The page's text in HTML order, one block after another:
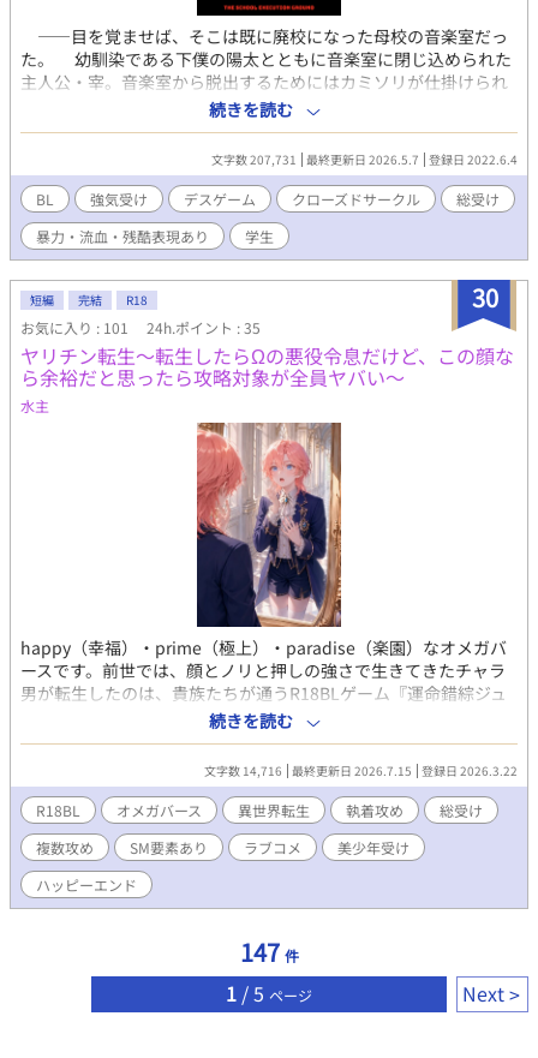
――目を覚ませば、そこは既に廃校になった母校の音楽室だっ
た。 幼馴染である下僕の陽太とともに音楽室に閉じ込められた
主人公・宰。音楽室から脱出するためにはカミソリが仕掛けられ
たピアノの中から鍵を取り出す必要があった。 【廃校に閉じ込め
られた宰含む六人の元同級生たちが、脱出するために色んなゲー
ムをさせられるお話】 性根念曲がった短気強気口悪お坊ちゃま総
受け 陰キャ受け過激派盲目幼馴染根暗攻め 女好きゆるゆるサイコ
チャラ男攻め 真面目堅物童貞委員長攻め なんちゃってデスゲーム
／クローズドサークル／元同級生／ギスギス殺伐ラブコメ／幼馴
染／疑似主従 ※注意書きなしで暴力描写、死亡表現、無理やり、
嘔吐、その他諸々倫理観のない描写出てきます。なんでも許せる
方向け。念のためＧ設定してますが、そんなにグロい描写はあり
ません。 ※基本資料無しの創作物なので作中の応急措置知識等は
適当です。
続きを読む
文字数 207,731 最終更新日 2026.5.7 登録日 2022.6.4
BL 強気受け デスゲーム クローズドサークル
総受け
暴力・流血・残酷表現あり
学生
30
短編 完結 R18
お気に入り : 101 24h.ポイント : 35
ヤリチン転生〜転生したらΩの悪役令息だけど、この顔な
ら余裕だと思ったら攻略対象が全員ヤバい〜
水主
happy（幸福）・prime（極上）・paradise（楽園）なオメガバ
ースです。前世では、顔とノリと押しの強さで生きてきたチャラ
男が転生したのは、貴族たちが通うR18BLゲーム『運命錯綜ジュ
エル学園』の世界だった。しかも役どころは、主人公の恋路を邪
魔する悪役令息ミリアム・サファイア。見た目はショッキングピ
ンク髪の美少年、性別はΩ。前世から一転して、この世界では“抱
かれる側”。 ミリアムが前世を思い出した日、氷の第一王子ルク
ス・ダイヤモンド、儚げ主人公セオドール・パール、紅髪の星術
師アステル・ルビー、寡黙な騎士レオン・エメラルド──宝石の
名を持つ男たち全員の様子がおかしくなっていく。 全員ヤンデレ
気質の美形攻略対象たちに囲まれながら、空気を読まず欲望に忠
実に突き進む悪役令息ミリアム。 これは、本人だけが楽しそうな
コメディ。 ……あ、間違えた。prime（極上）じゃなくて、
prison（牢獄）だった！ えへっ。 でも、ハッピーエンド保証。
2026年3月23日BLランキング38位ありがとうございます。お礼の
SSを公開しました！
続きを読む
文字数 14,716 最終更新日 2026.7.15 登録日 2026.3.22
R18BL オメガバース 異世界転生 執着攻め
総受け
複数攻め
SM要素あり ラブコメ
美少年受け
ハッピーエンド
147 件
1 / 5 ページ Next